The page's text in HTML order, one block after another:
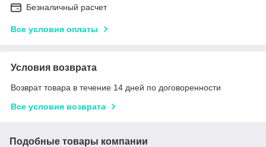
Безналичный расчет
Все условия оплаты
Условия возврата
Возврат товара в течение 14 дней по договоренности
Все условия возврата
Подобные товары компании